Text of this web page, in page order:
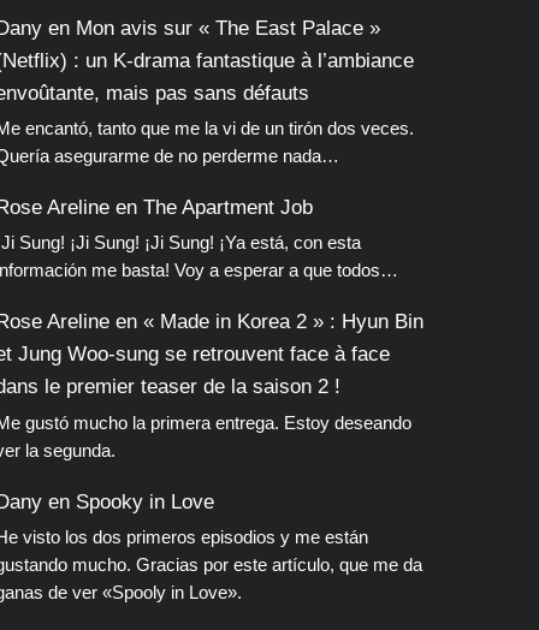
en Mon avis sur « The East Palace »
: un K-drama fantastique à l’ambiance
mais pas sans défauts
encantó, tanto que me la vi de un tirón dos veces.
asegurarme de no perderme nada…
Areline en The Apartment Job
Sung! ¡Ji Sung! ¡Ji Sung! ¡Ya está, con esta
me basta! Voy a esperar a que todos…
Rose Areline en « Made in Korea 2 » : Hyun Bin
Jung Woo-sung se retrouvent face à face
le premier teaser de la saison 2 !
gustó mucho la primera entrega. Estoy deseando
la segunda.
en Spooky in Love
visto los dos primeros episodios y me están
mucho. Gracias por este artículo, que me da
de ver «Spooly in Love».